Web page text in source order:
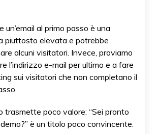
un’email al primo passo è una
piuttosto elevata e potrebbe
alcuni visitatori. Invece, proviamo
l’indirizzo e-mail per ultimo e a fare
sui visitatori che non completano il
trasmette poco valore: “Sei pronto
è un titolo poco convincente.